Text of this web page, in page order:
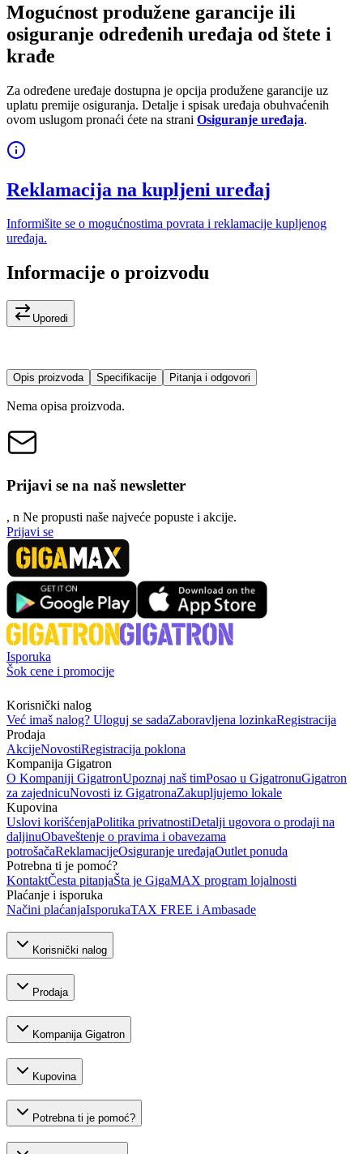
Mogućnost produžene garancije ili
osiguranje određenih uređaja od štete i
krađe
Za određene uređaje dostupna je opcija produžene garancije uz
uplatu premije osiguranja. Detalje i spisak uređaja obuhvaćenih
ovom uslugom pronaći ćete na strani Osiguranje uređaja.
Reklamacija na kupljeni uređaj
Informišite se o mogućnostima povrata i reklamacije kupljenog
uređaja.
Informacije o proizvodu
Uporedi
Opis proizvoda Specifikacije Pitanja i odgovori
Nema opisa proizvoda.
Prijavi se na naš newsletter
, n Ne propusti naše najveće popuste i akcije.
Prijavi se
Isporuka
Šok cene i promocije
Korisnički nalog
Već imaš nalog? Uloguj se sadaZaboravljena lozinkaRegistracija
Prodaja
AkcijeNovostiRegistracija poklona
Kompanija Gigatron
O Kompaniji GigatronUpoznaj naš timPosao u GigatronuGigatron
za zajednicuNovosti iz GigatronaZakupljujemo lokale
Kupovina
Uslovi korišćenjaPolitika privatnostiDetalji ugovora o prodaji na
daljinuObaveštenje o pravima i obavezama
potrošačaReklamacijeOsiguranje uređajaOutlet ponuda
Potrebna ti je pomoć?
KontaktČesta pitanjaŠta je GigaMAX program lojalnosti
Plaćanje i isporuka
Načini plaćanjaIsporukaTAX FREE i Ambasade
Korisnički nalog
Prodaja
Kompanija Gigatron
Kupovina
Potrebna ti je pomoć?